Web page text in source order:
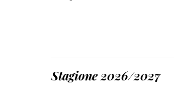
Stagione 2026/2027